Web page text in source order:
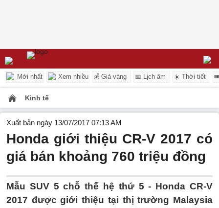
Mới nhất Xem nhiều 💰 Giá vàng 📅 Lịch âm ☀️ Thời tiết
Kinh tế
Xuất bản ngày 13/07/2017 07:13 AM
Honda giới thiệu CR-V 2017 có
giá bán khoảng 760 triệu đồng
Mẫu SUV 5 chỗ thế hệ thứ 5 - Honda CR-V
2017 được giới thiệu tại thị trường Malaysia